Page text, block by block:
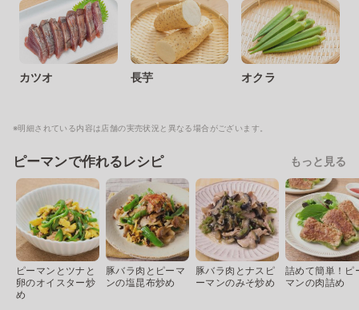
カツオ 長芋 オクラ
※明細されている内容は店舗の実売状況と異なる場合がございます。
ピーマンで作れるレシピ もっと見る
ピーマンとツナと
卵のオイスター炒
め
豚バラ肉とピーマ
ンの塩昆布炒め
豚バラ肉とナスピ
ーマンのみそ炒め
詰めて簡単！ピ
マンの肉詰め